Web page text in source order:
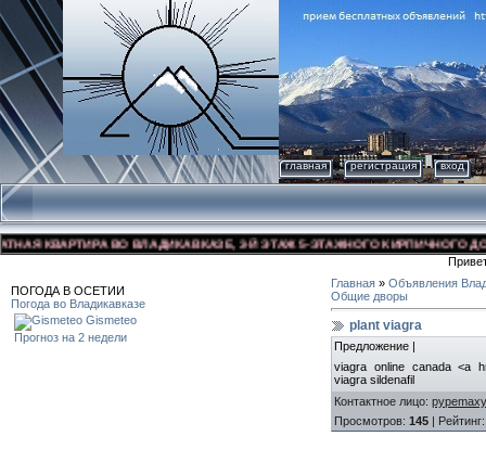
главная регистрация вход
КВАРТИРА ВО ВЛАДИКАВКАЗЕ, 3-Й ЭТАЖ 5-ЭТАЖНОГО КИРПИЧНОГО
ПОГОДА В ОСЕТИИ
Погода во Владикавказе
Gismeteo
Прогноз на 2 недели
Главная » Объявления
Общие дворы
plant viagra
Предложение |
viagra online canada <a
viagra sildenafil
Контактное лицо: pypemaxy
Просмотров: 145 | Рейтинг